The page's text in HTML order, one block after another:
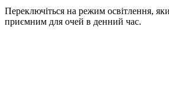
Переключіться на режим освітлення,
приємним для очей в денний час.